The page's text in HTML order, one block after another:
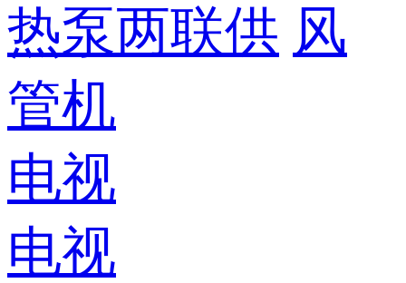
热泵两联供 风
管机
电视
电视